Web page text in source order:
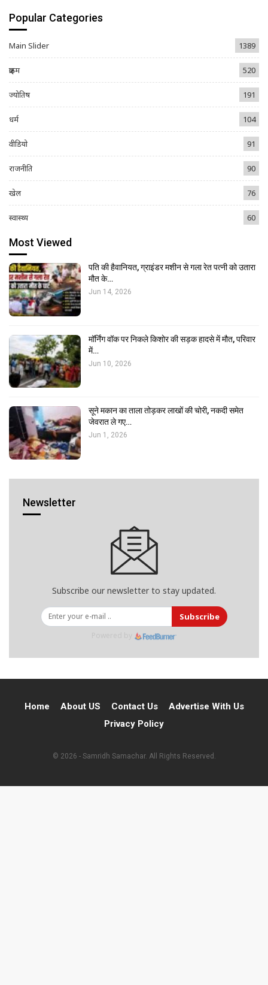
Popular Categories
Main Slider 1389
क्राइम 520
ज्योतिष 191
धर्म 104
वीडियो 91
राजनीति 90
खेल 76
स्वास्थ्य 60
Most Viewed
पति की हैवानियत, ग्राइंडर मशीन से गला रेत पत्नी को उतारा
मौत के…
Jun 14, 2026
मॉर्निंग वॉक पर निकले किशोर की सड़क हादसे में मौत, परिवार
में…
Jun 10, 2026
सूने मकान का ताला तोड़कर लाखों की चोरी, नकदी समेत
जेवरात ले गए…
Jun 1, 2026
Newsletter
Subscribe our newsletter to stay updated.
Subscribe
Home About US Contact Us
Advertise With Us
Privacy Policy
© 2026 - Samridh Samachar. All Rights Reserved.